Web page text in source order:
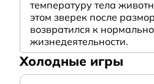
температуру тела
этом зверек после
возвратился к
жизнедеятельности.
Холодные игры